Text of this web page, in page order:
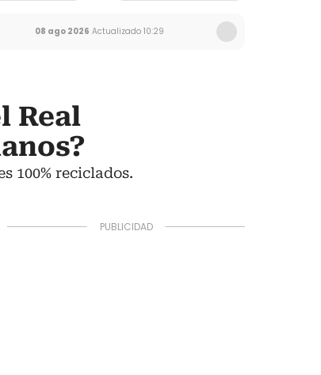
08 ago 2026 Actualizado 10:29
Real
100% reciclados.